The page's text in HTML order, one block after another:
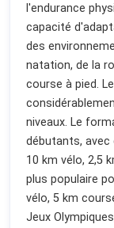
l'endurance
capacité
des
natation, de la
course à pied.
niveaux. Le
débutants,
10 km vélo, 2,5
plus populaire
vélo, 5 km
Jeux